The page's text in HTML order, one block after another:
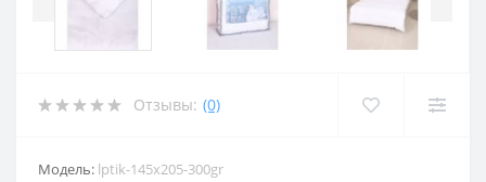
Отзывы: (0)
Модель: lptik-145x205-300gr